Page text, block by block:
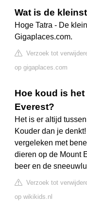
Wat is de
Hoge Tatra - De
Gigaplaces.com.
Verzoek tot
op gigaplaces.com
Hoe koud is
Everest?
Het is er altijd
Kouder dan je
vergeleken met
dieren op de Mount
beer en de
Verzoek tot
op wikikids.nl